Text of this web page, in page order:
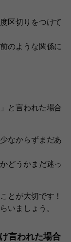
区切りをつけて
のような関係に
と言われた場合
なからずまだあ
どうかまだ迷っ
とが大切です！
いましょう。
言われた場合